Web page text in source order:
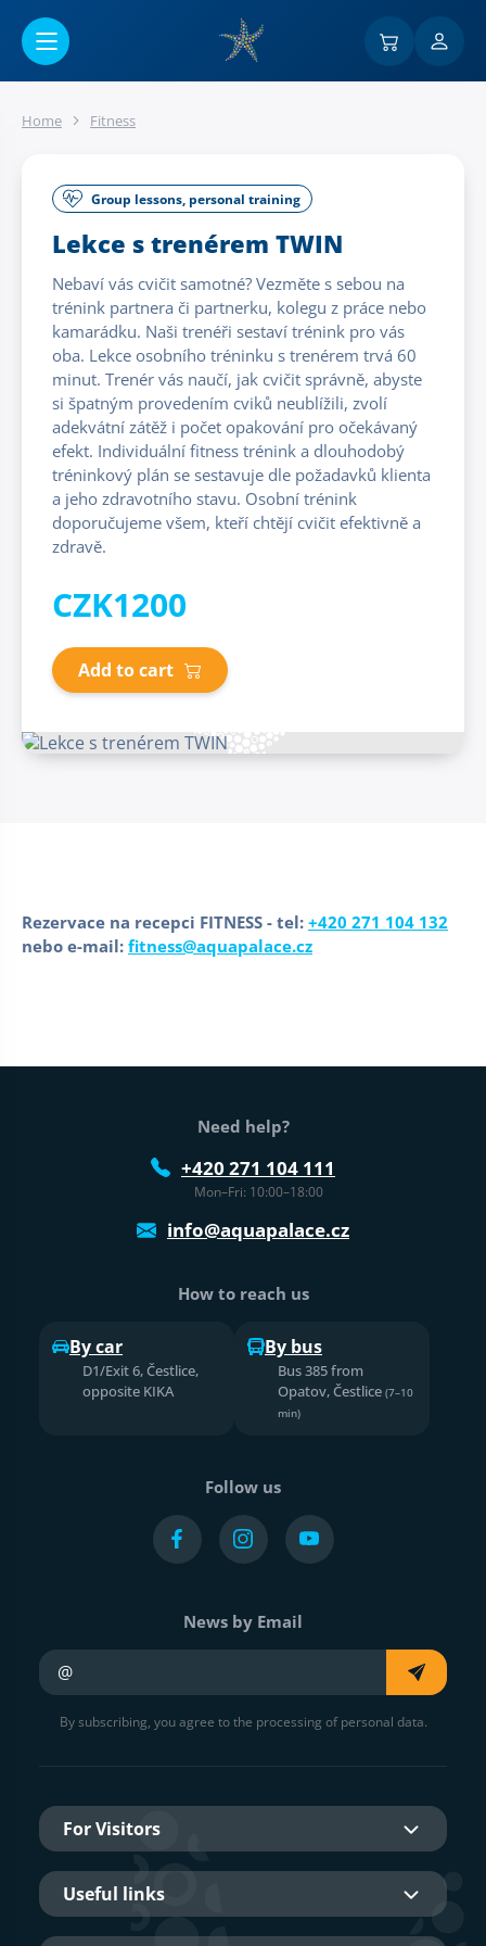
Home Fitness
Group lessons, personal training
Lekce s trenérem TWIN
Nebaví vás cvičit samotné? Vezměte s sebou na
trénink partnera či partnerku, kolegu z práce nebo
kamarádku. Naši trenéři sestaví trénink pro vás
oba. Lekce osobního tréninku s trenérem trvá 60
minut. Trenér vás naučí, jak cvičit správně, abyste
si špatným provedením cviků neublížili, zvolí
adekvátní zátěž i počet opakování pro očekávaný
efekt. Individuální fitness trénink a dlouhodobý
tréninkový plán se sestavuje dle požadavků klienta
a jeho zdravotního stavu. Osobní trénink
doporučujeme všem, kteří chtějí cvičit efektivně a
zdravě.
CZK1200
Add to cart
Rezervace na recepci FITNESS - tel: +420 271 104 132
nebo e-mail: fitness@aquapalace.cz
Web footer
Need help?
+420 271 104 111
Mon–Fri: 10:00–18:00
info@aquapalace.cz
How to reach us
By car
D1/Exit 6, Čestlice,
opposite KIKA
By bus
Bus 385 from
Opatov, Čestlice (7–10
min)
Follow us
News by Email
By subscribing, you agree to the processing of personal data.
For Visitors
Useful links